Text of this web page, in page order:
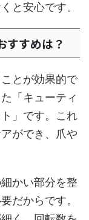
と安心です。
すすめは？
とが効果的で
「キューティ
」です。これ
ができ、爪や
かい部分を整
だからです。